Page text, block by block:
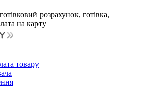
розрахунок, готівка,
на карту
товару